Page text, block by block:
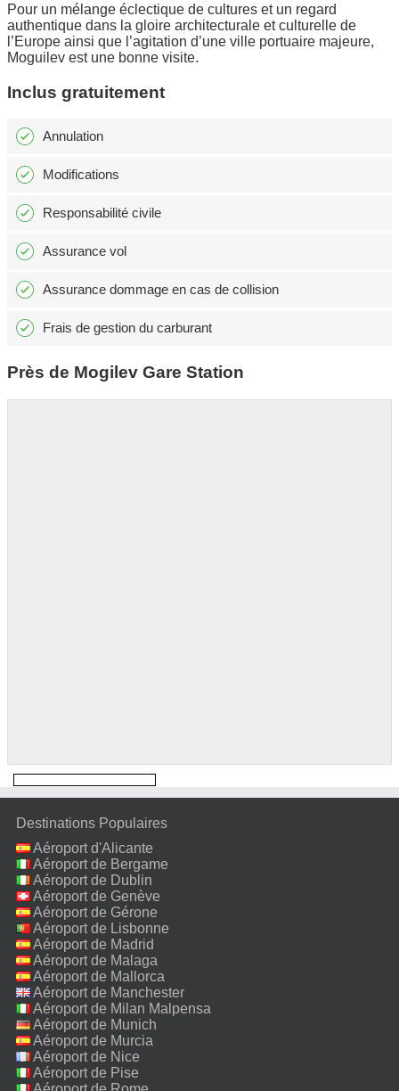
Pour un mélange éclectique de cultures et un regard
authentique dans la gloire architecturale et culturelle de
l’Europe ainsi que l’agitation d’une ville portuaire majeure,
Moguilev est une bonne visite.
Inclus gratuitement
Annulation
Modifications
Responsabilité civile
Assurance vol
Assurance dommage en cas de collision
Frais de gestion du carburant
Près de Mogilev Gare Station
Destinations Populaires
Aéroport d'Alicante
Aéroport de Bergame
Aéroport de Dublin
Aéroport de Genève
Aéroport de Gérone
Aéroport de Lisbonne
Aéroport de Madrid
Aéroport de Malaga
Aéroport de Mallorca
Aéroport de Manchester
Aéroport de Milan Malpensa
Aéroport de Munich
Aéroport de Murcia
Aéroport de Nice
Aéroport de Pise